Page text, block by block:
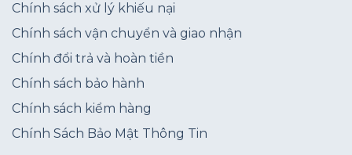
Chính sách xử lý khiếu nại
Chính sách vận chuyển và giao nhận
Chính đổi trả và hoàn tiền
Chính sách bảo hành
Chính sách kiểm hàng
Chính Sách Bảo Mật Thông Tin